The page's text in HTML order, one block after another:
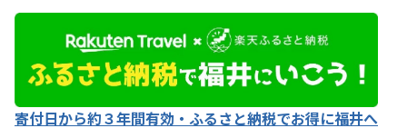
寄付日から約３年間有効・ふるさと納税でお得に福井へ